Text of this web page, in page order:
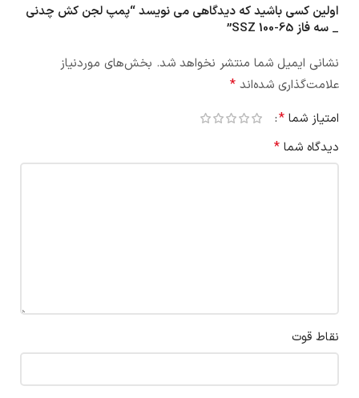
اولین کسی باشید که دیدگاهی می نویسد “پمپ لجن کش چدنی
_ سه فاز SSZ 100-65”
نشانی ایمیل شما منتشر نخواهد شد. بخش‌های موردنیاز
علامت‌گذاری شده‌اند *
امتیاز شما *
دیدگاه شما *
نقاط قوت